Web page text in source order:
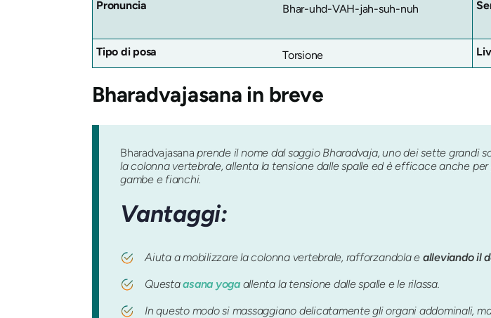
Pronuncia
Bhar-uhd-VAH-jah-suh-nuh
Tipo di posa
Torsione
Bharadvajasana in breve
Bharadvajasana prende il nome dal saggio Bharadvaja, uno dei sette grandi
la colonna vertebrale, allenta la tensione dalle spalle ed è efficace anche
gambe e fianchi.
Vantaggi:
Aiuta a mobilizzare la colonna vertebrale, rafforzandola e alleviando il
Questaasana yogaallenta la tensione dalle spalle e le rilassa.
In questo modo si massaggiano delicatamente gli organi addominali,